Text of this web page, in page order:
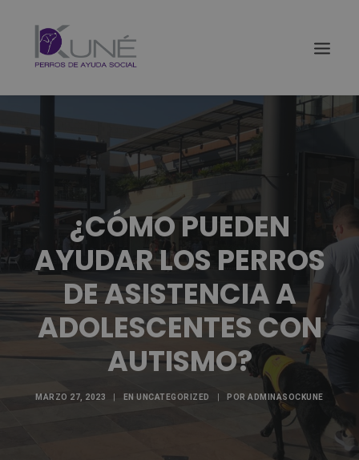
Buscar
¿CÓMO PUEDEN
AYUDAR LOS PERROS
DE ASISTENCIA A
ADOLESCENTES CON
AUTISMO?
MARZO 27, 2023 EN UNCATEGORIZED PORADMINASOCKUNE